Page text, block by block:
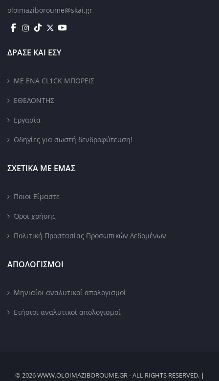
oloimaziboroume@skai.gr
ΔΡΑΣΕ ΚΑΙ ΕΣΥ
ΜΕ ΕΝΑ CL1CK ΜΠΟΡΕΙΣ
ΕΘΕΛΟΝΤΗΣ
Εργασία
Οδηγίες για σωστή δενδροφύτευση!
ΣΧΕΤΙΚΑ ΜΕ ΕΜΑΣ
Ποιοι Είμαστε
Όροι χρήσης
Πολιτική Προστασίας Προσωπικών Δεδομένων
ΑΠΟΛΟΓΙΣΜΟΙ
Μηνιαίοι αναλυτικοί απολογισμοί
Ετήσιοι αναλυτικοί απολογισμοί
© 2026 WWW.OLOIMAZIBOROUME.GR - ALL RIGHTS RESERVED. |